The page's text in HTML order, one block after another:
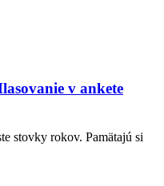
v ankete
stovky rokov. Pamätajú si